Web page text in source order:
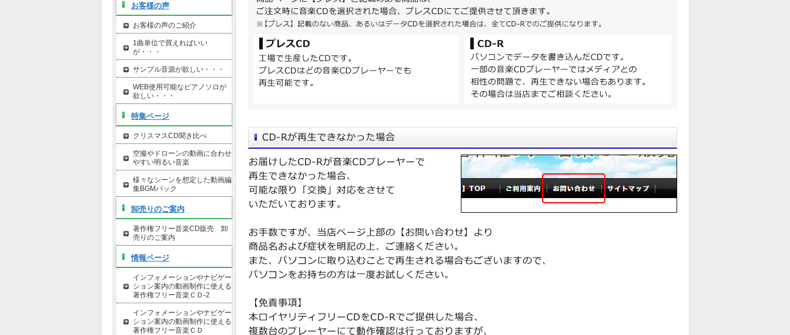
お客様の声
お客様の声のご紹介
1曲単位で買えればいい
が・・・
サンプル音源が欲しい・・・
WEB使用可能なピアノソロが
欲しい・・・
特集ページ
クリスマスCD聞き比べ
空撮やドローンの動画に合わせ
やすい明るい音楽
様々なシーンを想定した動画編
集BGMパック
卸売りのご案内
著作権フリー音楽CD販売 卸
売りのご案内
情報ページ
インフォメーションやナビゲー
ション案内の動画制作に使える
著作権フリー音楽ＣＤ-2
インフォメーションやナビゲー
ション案内の動画制作に使える
著作権フリー音楽ＣＤ